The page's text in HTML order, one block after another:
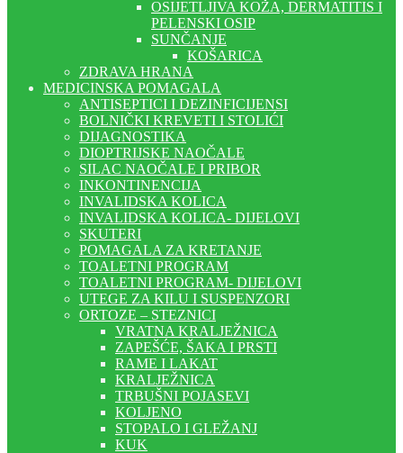
OSIJETLJIVA KOŽA, DERMATITIS I
PELENSKI OSIP
SUNČANJE
KOŠARICA
ZDRAVA HRANA
MEDICINSKA POMAGALA
ANTISEPTICI I DEZINFICIJENSI
BOLNIČKI KREVETI I STOLIĆI
DIJAGNOSTIKA
DIOPTRIJSKE NAOČALE
SILAC NAOČALE I PRIBOR
INKONTINENCIJA
INVALIDSKA KOLICA
INVALIDSKA KOLICA- DIJELOVI
SKUTERI
POMAGALA ZA KRETANJE
TOALETNI PROGRAM
TOALETNI PROGRAM- DIJELOVI
UTEGE ZA KILU I SUSPENZORI
ORTOZE – STEZNICI
VRATNA KRALJEŽNICA
ZAPEŠĆE, ŠAKA I PRSTI
RAME I LAKAT
KRALJEŽNICA
TRBUŠNI POJASEVI
KOLJENO
STOPALO I GLEŽANJ
KUK